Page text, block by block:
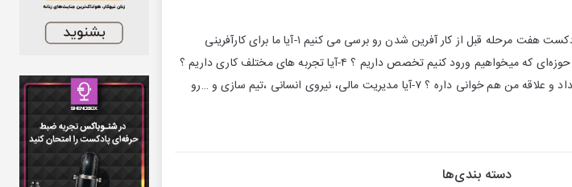
🟣 امروز میخواهیم عمیق بشیم در حوزه کارآفرینی توی این پادکست هفت مرحله قبل از کار آفرین شدن رو برسی می کنیم ۱-آیا ما برای کارآفرینی
مناسب هستیم ؟ ۲-آیا مطالعات لازم رو داریم ؟ ۳-آیا توی اون حوزه‌ای که میخواهیم ورود کنیم تخصص داریم ؟ ۴-آیا تجربه های مختلف کاری داریم ؟
۵-آیا می دونیم قراره با چی روبرو بشیم ؟ ۶-آیا این کار با استعداد و علاقه من هم خوانی داره ؟ ۷-آیا مدیریت مالی، نیروی انسانی ،تیم سازی و …رو
دسته بندی‌ها